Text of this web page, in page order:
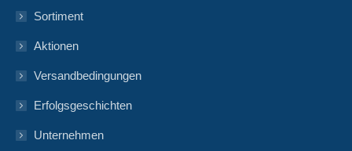
Sortiment
Aktionen
Versandbedingungen
Erfolgsgeschichten
Unternehmen